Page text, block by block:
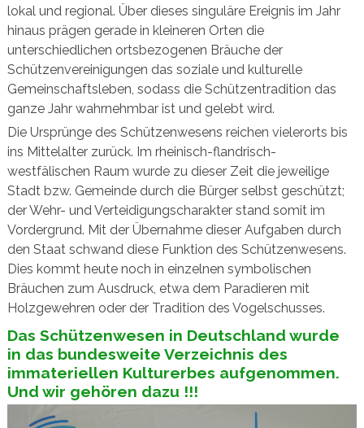
lokal und regional. Über dieses singuläre Ereignis im Jahr
hinaus prägen gerade in kleineren Orten die
unterschiedlichen ortsbezogenen Bräuche der
Schützenvereinigungen das soziale und kulturelle
Gemeinschaftsleben, sodass die Schützentradition das
ganze Jahr wahrnehmbar ist und gelebt wird.
Die Ursprünge des Schützenwesens reichen vielerorts bis
ins Mittelalter zurück. Im rheinisch-flandrisch-
westfälischen Raum wurde zu dieser Zeit die jeweilige
Stadt bzw. Gemeinde durch die Bürger selbst geschützt;
der Wehr- und Verteidigungscharakter stand somit im
Vordergrund. Mit der Übernahme dieser Aufgaben durch
den Staat schwand diese Funktion des Schützenwesens.
Dies kommt heute noch in einzelnen symbolischen
Bräuchen zum Ausdruck, etwa dem Paradieren mit
Holzgewehren oder der Tradition des Vogelschusses.
Das Schützenwesen in Deutschland wurde
in das bundesweite Verzeichnis des
immateriellen Kulturerbes aufgenommen.
Und wir gehören dazu !!!